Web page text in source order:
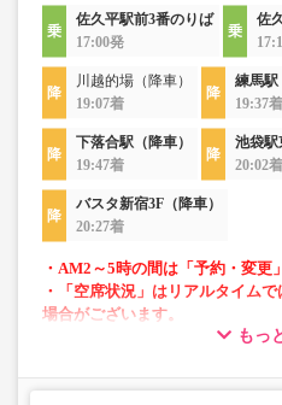
佐久平駅前3番のりば
17:00発
佐
川越的場（降車）
19:07着
練馬駅
19:37着
下落合駅（降車）
19:47着
池袋駅
20:02着
バスタ新宿3F（降車）
20:27着
・AM2～5時の間は「予約・変更
・「空席状況」はリアルタイム
場合がございます。
・車両は予告なく変更となる場
じめご了承ください。
もっ